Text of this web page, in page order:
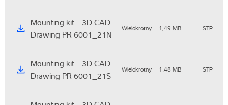
Mounting kit - 3D CAD
Drawing PR 6001_21N
Wielokrotny 1,49 MB STP
Mounting kit - 3D CAD
Drawing PR 6001_21S
Wielokrotny 1,48 MB STP